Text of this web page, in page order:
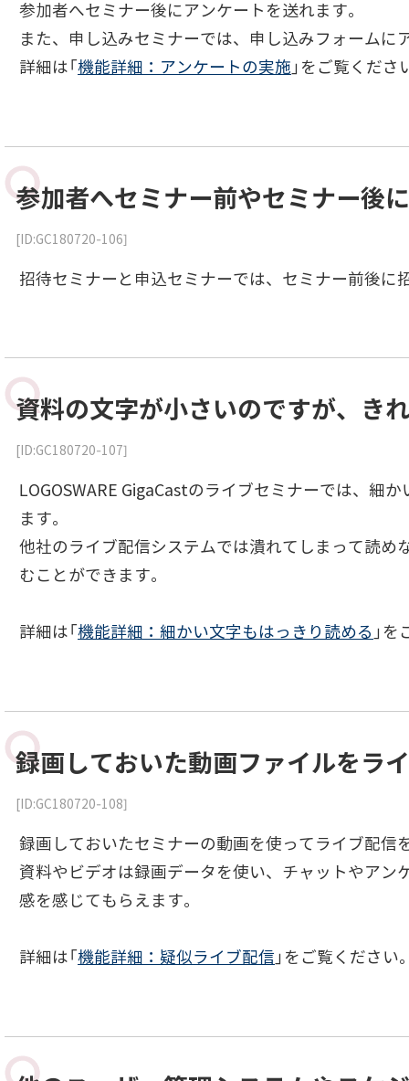
参加者へセミナー後にアンケートを送れます。
また、申し込みセミナーでは、申し込みフォーム
詳細は「機能詳細：アンケートの実施 」をご覧くださ
参加者へセミナー前やセミナー後
[ID:GC180720-106]
招待セミナーと申込セミナーでは、セミナー前後
資料の文字が小さいのですが、き
[ID:GC180720-107]
LOGOSWARE GigaCastのライブセミナーでは、細
ます。
他社のライブ配信システムでは潰れてしまって読め
むことができます。
詳細は「機能詳細：細かい文字もはっきり読める 」
録画しておいた動画ファイルをラ
[ID:GC180720-108]
録画しておいたセミナーの動画を使ってライブ配信
資料やビデオは録画データを使い、チャットやア
感を感じてもらえます。
詳細は「機能詳細：疑似ライブ配信 」をご覧ください